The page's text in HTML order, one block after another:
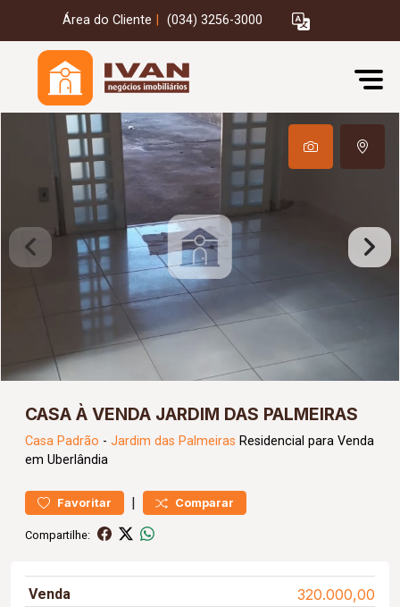
Área do Cliente (034) 3256-3000
CASA À VENDA JARDIM DAS PALMEIRAS
Casa Padrão - Jardim das Palmeiras Residencial para Venda
em Uberlândia
Favoritar | Comparar
Compartilhe:
Venda 320.000,00